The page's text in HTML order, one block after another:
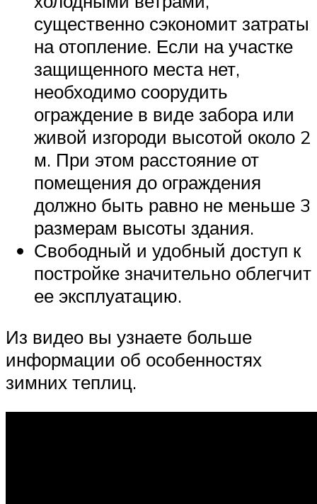
существенно сэкономит затраты
на отопление. Если на участке
защищенного места нет,
необходимо соорудить
ограждение в виде забора или
живой изгороди высотой около 2
м. При этом расстояние от
помещения до ограждения
должно быть равно не меньше 3
размерам высоты здания.
Свободный и удобный доступ к
постройке значительно облегчит
ее эксплуатацию.
Из видео вы узнаете больше
информации об особенностях
зимних теплиц.